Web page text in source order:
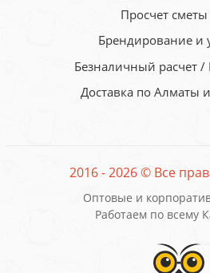
Просчет
Брендирование и
Безналичный расчет /
Доставка по Алматы
2016 - 2026 © Все
Оптовые и
Работаем по всему